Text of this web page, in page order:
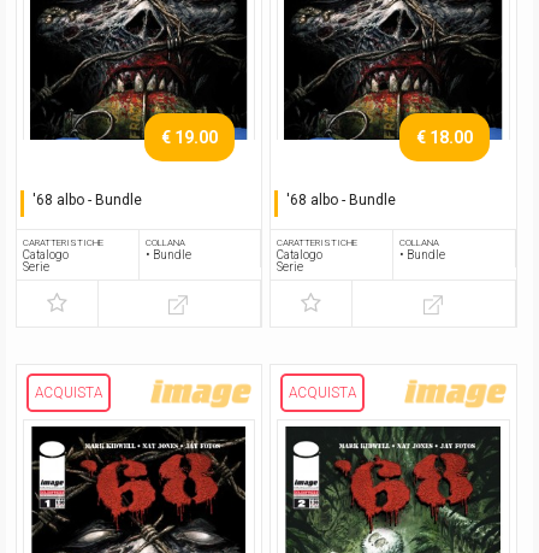
'68 albo - Bundle
€ 19.00
CARATTERISTICHE
Catalogo
Serie
COLLANA
• Bundle
'68 albo - Bundle
€ 18.00
CARATTERISTICHE
Catalogo
Serie
COLLANA
• Bundle
ACQUISTA ACQUISTA